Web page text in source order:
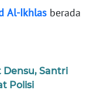
Al-Ikhlas berada
Densu, Santri
Polisi